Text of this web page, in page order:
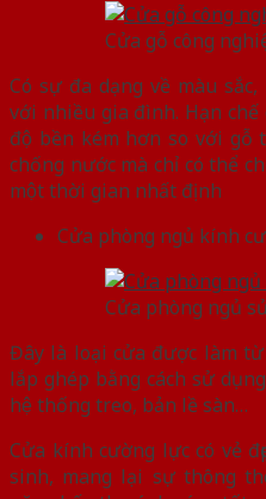
Cửa gỗ công
Có sự đa dạng về màu
với nhiều gia đình. Hạn chế
độ bền kém hơn so với gỗ
chống nước mà chỉ có thể
một thời gian nhất định
Cửa phòng ngủ kính
Cửa phòng ngủ
Đây là loại cửa được làm
lắp ghép bằng cách sử
hệ thống treo, bản lề sàn…
Cửa kính cường lực có vẻ
sinh, mang lại sự thông